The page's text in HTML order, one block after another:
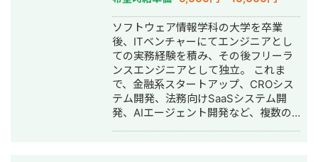
に携わってきました。 見た目を整える
だけではなく、「誰に、何を、どの順
番で伝え、どう行動につなげるか」を
整理し、Webサイトの構造とコンテン
ツに落とし込むことを得意としていま
す。 Webサイトの新規制作・リニュー
アル、採用サイト改善、既存サイト診
断、情報設計・ワイヤーフレーム作
成、制作会社様の外部ディレクション
など、必要な工程だけのスポット対応
バナー制作・デザイン・ロゴデザイ
ン・作成・イラスト制作・動画制作・
動画編集・AI活用
ソフトウェア情報学科の大学を卒業
後、ITベンチャーにてエンジニアとし
ての実務経験を積み、その後フリーラ
ンスエンジニアとして独立。 これま
で、金融系スタートアップ、CROシス
テム開発、法務向けSaaSシステム開
発、AIエージェント開発など、複数の